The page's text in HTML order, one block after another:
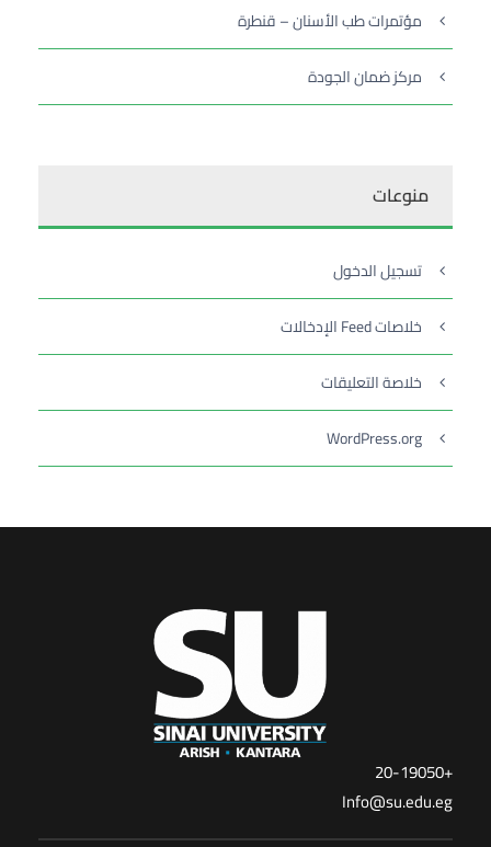
مؤتمرات طب الأسنان – قنطرة
مركز ضمان الجودة
منوعات
تسجيل الدخول
خلاصات Feed الإدخالات
خلاصة التعليقات
WordPress.org
+20-19050
Info@su.edu.eg